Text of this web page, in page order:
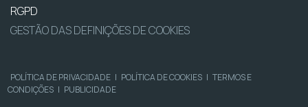
RGPD
GESTÃO DAS DEFINIÇÕES DE COOKIES
POLÍTICA DE PRIVACIDADE | POLÍTICA DE COOKIES | TERMOS E
CONDIÇÕES | PUBLICIDADE